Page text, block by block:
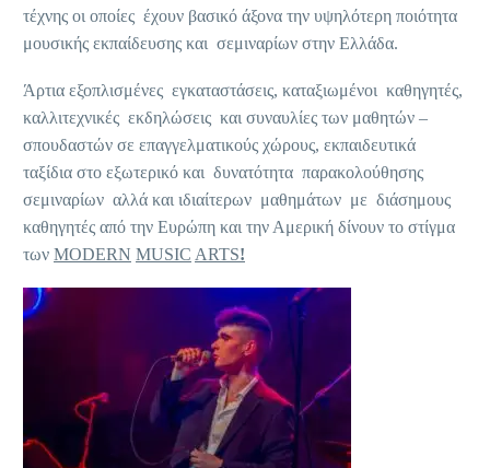
τέχνης οι οποίες έχουν βασικό άξονα την υψηλότερη ποιότητα
μουσικής εκπαίδευσης και σεμιναρίων στην Ελλάδα.
Άρτια εξοπλισμένες εγκαταστάσεις, καταξιωμένοι καθηγητές,
καλλιτεχνικές εκδηλώσεις και συναυλίες των μαθητών –
σπουδαστών σε επαγγελματικούς χώρους, εκπαιδευτικά
ταξίδια στο εξωτερικό και δυνατότητα παρακολούθησης
σεμιναρίων αλλά και ιδιαίτερων μαθημάτων με διάσημους
καθηγητές από την Ευρώπη και την Αμερική δίνουν το στίγμα
των MODERN MUSIC ARTS!